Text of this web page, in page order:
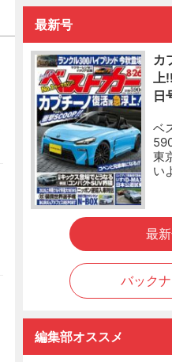
最新号
カ
日
ベ
東
い
最
バック
編集部オススメ